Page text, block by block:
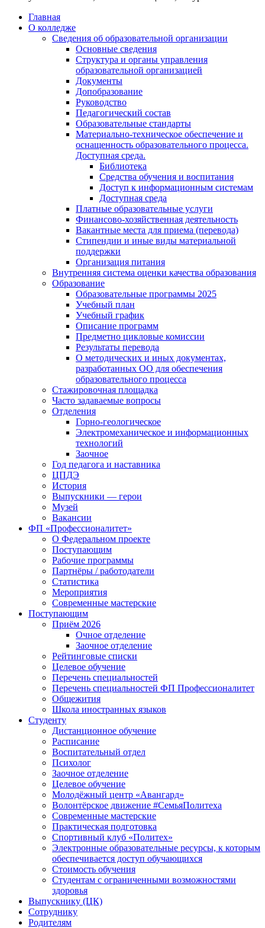
Главная
О колледже
Сведения об образовательной организации
Основные сведения
Структура и органы управления
образовательной организацией
Документы
Допобразование
Руководство
Педагогический состав
Образовательные стандарты
Материально-техническое обеспечение и
оснащенность образовательного процесса.
Доступная среда.
Библиотека
Средства обучения и воспитания
Доступ к информационным системам
Доступная среда
Платные образовательные услуги
Финансово-хозяйственная деятельность
Вакантные места для приема (перевода)
Стипендии и иные виды материальной
поддержки
Организация питания
Внутренняя система оценки качества образования
Образование
Образовательные программы 2025
Учебный план
Учебный график
Описание программ
Предметно цикловые комиссии
Результаты перевода
О методических и иных документах,
разработанных ОО для обеспечения
образовательного процесса
Стажировочная площадка
Часто задаваемые вопросы
Отделения
Горно-геологическое
Электромеханическое и информационных
технологий
Заочное
Год педагога и наставника
ЦПДЭ
История
Выпускники — герои
Музей
Вакансии
ФП «Профессионалитет»
О Федеральном проекте
Поступающим
Рабочие программы
Партнёры / работодатели
Статистика
Мероприятия
Современные мастерские
Поступающим
Приём 2026
Очное отделение
Заочное отделение
Рейтинговые списки
Целевое обучение
Перечень специальностей
Перечень специальностей ФП Профессионалитет
Общежития
Школа иностранных языков
Студенту
Дистанционное обучение
Расписание
Воспитательный отдел
Психолог
Заочное отделение
Целевое обучение
Молодёжный центр «Авангард»
Волонтёрское движение #СемьяПолитеха
Современные мастерские
Практическая подготовка
Спортивный клуб «Политех»
Электронные образовательные ресурсы, к которым
обеспечивается доступ обучающихся
Стоимость обучения
Студентам с ограниченными возможностями
здоровья
Выпускнику (ЦК)
Сотруднику
Родителям